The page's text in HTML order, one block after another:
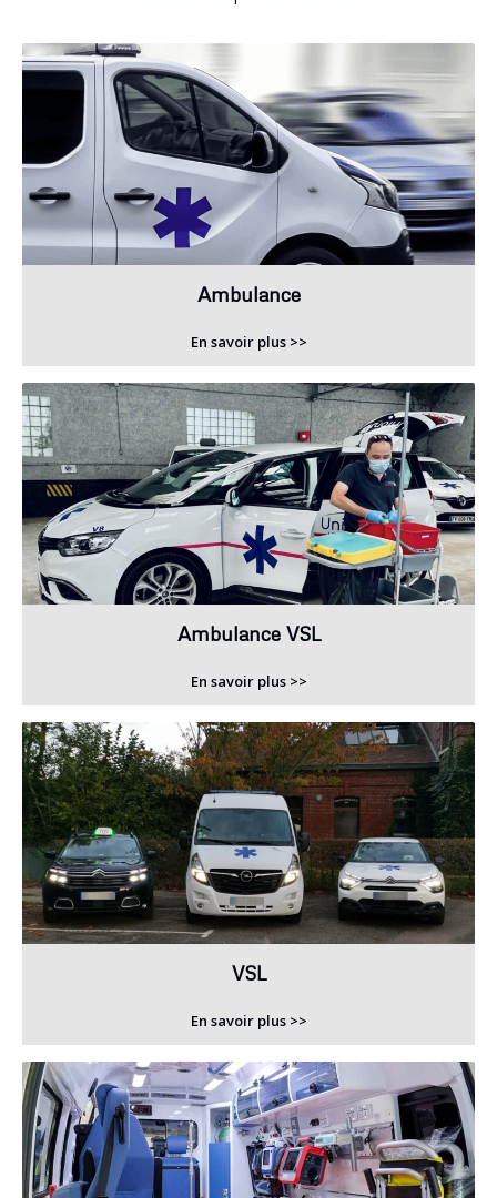
Ambulance
En savoir plus >>
Ambulance VSL
En savoir plus >>
VSL
En savoir plus >>